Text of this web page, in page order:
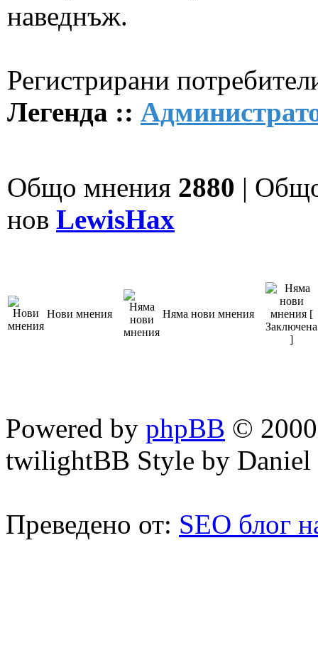
наведнъж.
Регистрирани
Легенда ::
Общо мнения 2880 |
нов LewisHax
Нови мнения Няма нови мнения
Powered by phpBB ©
twilightBB Style by Daniel
Преведено от: SEO блог